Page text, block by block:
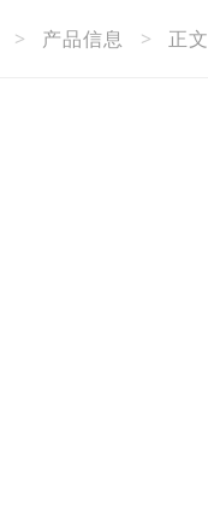
> 产品信息 > 正文